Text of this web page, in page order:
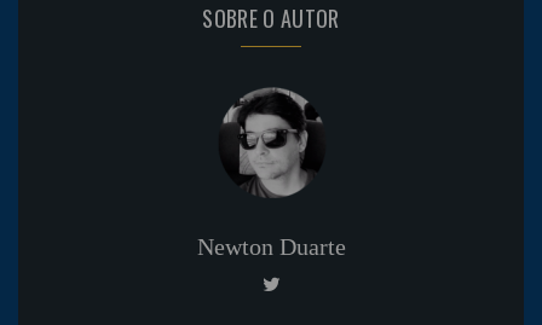
SOBRE O AUTOR
Newton Duarte